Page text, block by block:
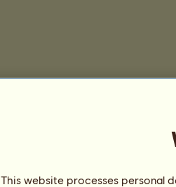
This website processes personal